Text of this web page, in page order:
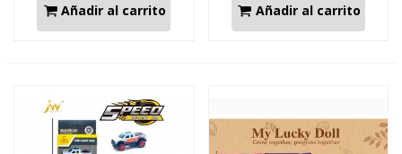
Añadir al carrito Añadir al carrito